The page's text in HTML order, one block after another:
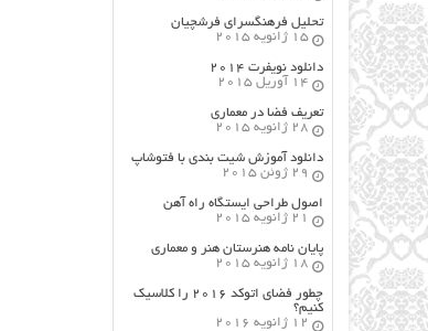
تحلیل فرهنگسرای فرشچیان
15 ژانویه 2015
دانلود نویفرت ۲۰۱۴
14 آوریل 2015
تعریف فضا در معماری
28 ژانویه 2015
دانلود آموزش شیت بندی با فتوشاپ
29 ژوئن 2015
اصول طراحي ایستگاه راه آهن
21 ژانویه 2015
پایان نامه هنرستان هنر و معماري
18 ژانویه 2015
چطور فضای اتوکد ۲۰۱۶ را کلاسیک
کنیم؟
12 ژانویه 2016